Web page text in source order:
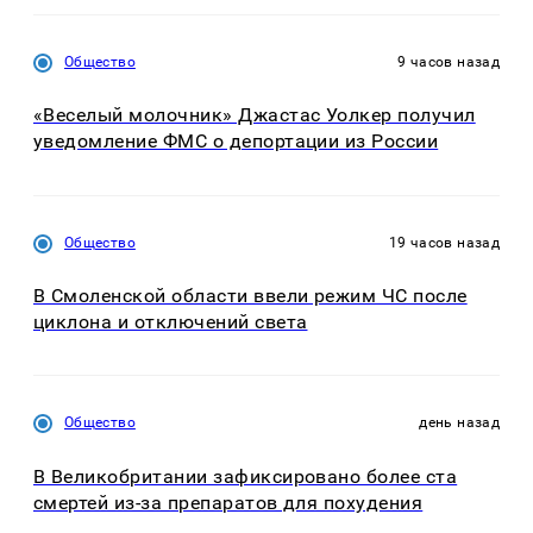
Общество 9 часов назад
«Веселый молочник» Джастас Уолкер получил
уведомление ФМС о депортации из России
Общество 19 часов назад
В Смоленской области ввели режим ЧС после
циклона и отключений света
Общество день назад
В Великобритании зафиксировано более ста
смертей из-за препаратов для похудения